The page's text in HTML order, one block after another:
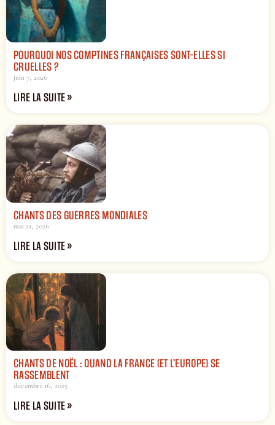
POURQUOI NOS COMPTINES FRANÇAISES SONT-ELLES SI
CRUELLES ?
juin 7, 2026
LIRE LA SUITE »
CHANTS DES GUERRES MONDIALES
mai 21, 2026
LIRE LA SUITE »
CHANTS DE NOËL : QUAND LA FRANCE (ET L’EUROPE) SE
RASSEMBLENT
décembre 16, 2025
LIRE LA SUITE »